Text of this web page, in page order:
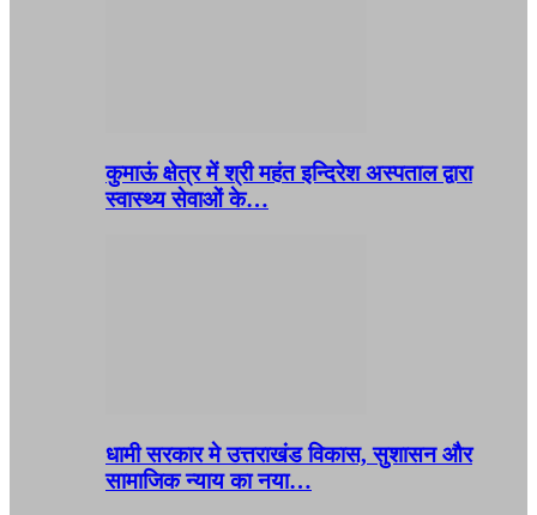
कुमाऊं क्षेत्र में श्री महंत इन्दिरेश अस्पताल द्वारा
स्वास्थ्य सेवाओं के…
धामी सरकार मे उत्तराखंड विकास, सुशासन और
सामाजिक न्याय का नया…